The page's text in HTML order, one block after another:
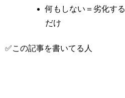
何もしない＝劣化する
だけ
✅この記事を書いてる人